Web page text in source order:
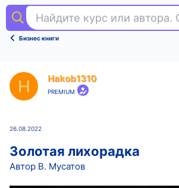
т
о
т
а
н
а
Бизнес книги
H Hakob1310
PREMIUM
26.08.2022
Золотая лихорадка
Автор В. Мусатов